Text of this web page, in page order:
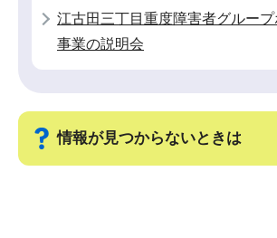
江古田三丁目重度障害者グルー
事業の説明会
情報が見つからないときは